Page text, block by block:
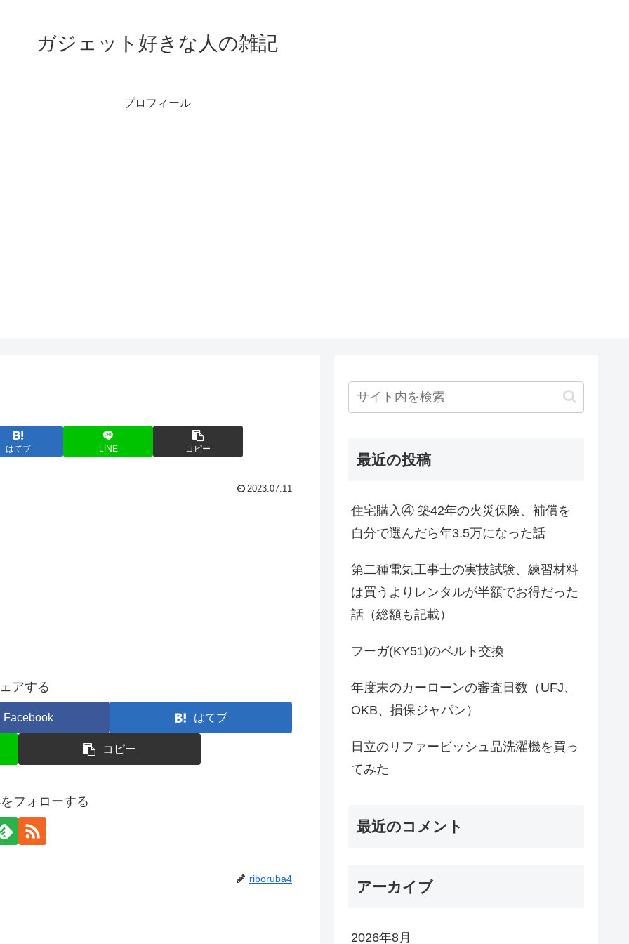
ガジェット好きな人の雑記
プロフィール
はてブ LINE コピー
2023.07.11
アする
Facebook はてブ
コピー
フォローする
riboruba4
最近の投稿
住宅購入④ 築42年の火災保険、補償を
自分で選んだら年3.5万になった話
第二種電気工事士の実技試験、練習材料
は買うよりレンタルが半額でお得だった
話（総額も記載）
フーガ(KY51)のベルト交換
年度末のカーローンの審査日数（UFJ、
OKB、損保ジャパン）
日立のリファービッシュ品洗濯機を買っ
てみた
最近のコメント
アーカイブ
2026年8月